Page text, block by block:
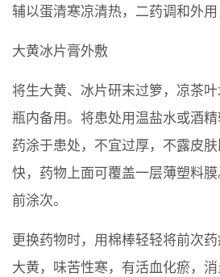
辅以蛋清寒凉清热，二药调和外用
大黄冰片膏外敷
将生大黄、冰片研末过箩，凉茶
瓶内备用。将患处用温盐水或酒
药涂于患处，不宜过厚，不露皮
快，药物上面可覆盖一层薄塑料
前涂次。
更换药物时，用棉棒轻轻将前次
大黄，味苦性寒，有活血化瘀，